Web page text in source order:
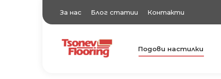
За нас Блог статии Контакти
TsonevFlooring
Подови настилки Подови настилки